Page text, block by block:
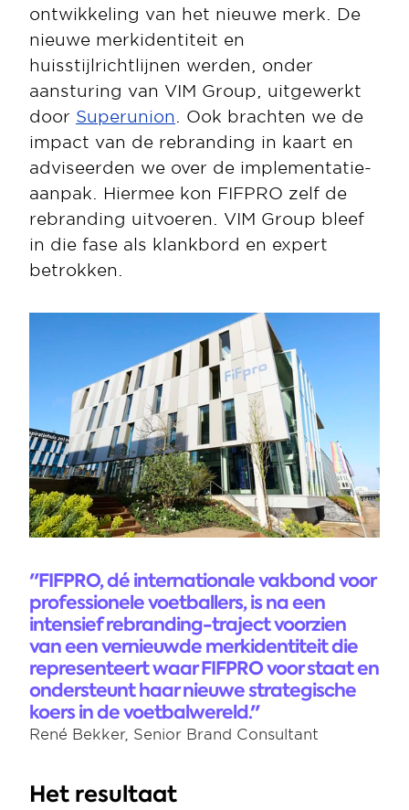
ontwikkeling van het nieuwe merk. De
nieuwe merkidentiteit en
huisstijlrichtlijnen werden, onder
aansturing van VIM Group, uitgewerkt
door Superunion . Ook brachten we de
impact van de rebranding in kaart en
adviseerden we over de implementatie-
aanpak. Hiermee kon FIFPRO zelf de
rebranding uitvoeren. VIM Group bleef
in die fase als klankbord en expert
betrokken.
"FIFPRO, dé internationale vakbond voor
professionele voetballers, is na een
intensief rebranding-traject voorzien
van een vernieuwde merkidentiteit die
representeert waar FIFPRO voor staat en
ondersteunt haar nieuwe strategische
koers in de voetbalwereld."
René Bekker, Senior Brand Consultant
Het resultaat